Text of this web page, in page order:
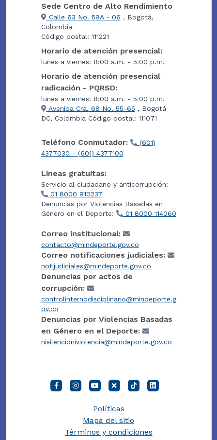
Sede Centro de Alto Rendimiento
Calle 63 No. 59A - 06 , Bogotá,
Colombia
Código postal: 111221
Horario de atención presencial:
lunes a viernes: 8:00 a.m. - 5:00 p.m.
Horario de atención presencial
radicación - PQRSD:
lunes a viernes: 8:00 a.m. - 5:00 p.m.
Avenida Cra. 68 No. 55-65 , Bogotá
DC, Colombia Código postal: 111071
Teléfono Conmutador:
(601)
4377030 - (601) 4377100
Líneas gratuitas:
Servicio al ciudadano y anticorrupción:
01 8000 910237
Denuncias por Violencias Basadas en
Género en el Deporte:
01 8000 114060
Correo institucional:
contacto@mindeporte.gov.co
Correo notificaciones judiciales:
notijudiciales@mindeporte.gov.co
Denuncias por actos de
corrupción:
controlinternodisciplinario@mindeporte.g
ov.co
Denuncias por Violencias Basadas
en Género en el Deporte:
nisilencioniviolencia@mindeporte.gov.co
Políticas
Mapa del sitio
Términos y condiciones